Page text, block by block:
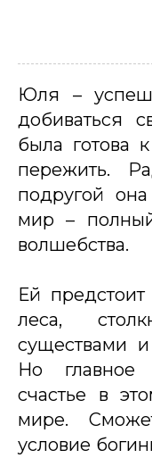
Юля –
добиваться
была готова
пережить.
подругой
мир –
волшебства.
Ей
леса,
существами
Но главное
счастье в
мире.
условие